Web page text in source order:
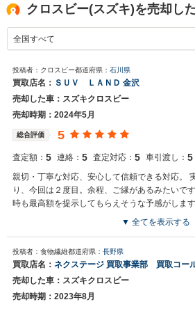
クロスビー(スズキ)を売却し
投稿者：クロスビー都道府県： 石川県
買取店名： ＳＵＶ ＬＡＮＤ 金沢
売却した車：スズキクロスビー
売却時期：2024年5月
総合評価 5
査定額： 5 連絡： 5 査定対応： 5 車引渡し： 5
親切・丁寧な対応、安心して信頼できる対応。
り、今回は２度目。余程、ご縁があるみたいで
時も最高額を提示してもらえそうな予感がしま
出して頂いて誠にありがとうございました。
買取店からの返信
お世話になっております。 株式会社ネクステ
度はネクステージをご利用いただきまして誠
た。 弊社スタッフの接客をお褒め頂き光栄です。 今後もご満足いただ
けるよう精進してまいります。 スタッフ一同
▼ 全てを表示する
投稿者：食物繊維都道府県： 長野県
買取店名： ネクステージ 買取事業部 買取コー
売却した車：スズキクロスビー
売却時期：2023年8月